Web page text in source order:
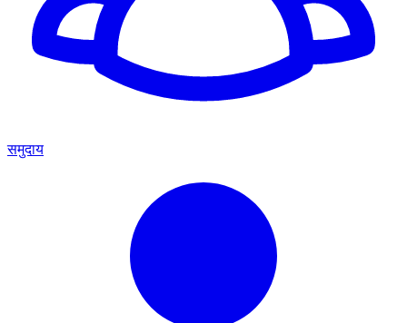
समुदाय